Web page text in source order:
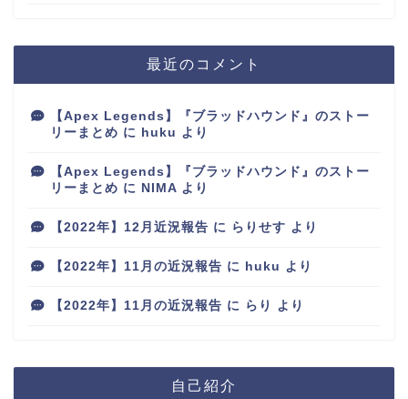
最近のコメント
【Apex Legends】『ブラッドハウンド』のストー
リーまとめ に huku より
【Apex Legends】『ブラッドハウンド』のストー
リーまとめ に NIMA より
【2022年】12月近況報告 に らりせす より
【2022年】11月の近況報告 に huku より
【2022年】11月の近況報告 に らり より
自己紹介